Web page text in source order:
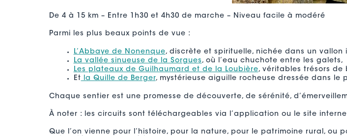
De 4 à 15 km – Entre 1h30 et 4h30 de marche – Niveau facile à modéré
Parmi les plus beaux points de vue :
L’Abbaye de Nonenque, discrète et spirituelle, nichée dans un vallon
La vallée sinueuse de la Sorgues, où l’eau chuchote entre les galets,
Les plateaux de Guilhaumard et de la Loubière, véritables trésors de
Et la Quille de Berger, mystérieuse aiguille rocheuse dressée dans le
Chaque sentier est une promesse de découverte, de sérénité,
À noter : les circuits sont téléchargeables via l’application ou le site
Que l’on vienne pour l’histoire, pour la nature, pour le patrimoine rural, ou